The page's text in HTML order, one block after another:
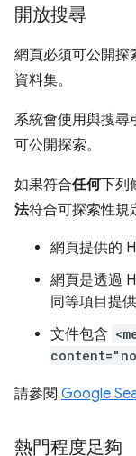
開放搜尋
網頁必須可公開探
資料集。
系統會使用與搜尋
可公開探索。
如果符合任何下列
法符合可探索性規
網頁提供的
網頁是透過
同等項目提供
文件包含
請參閱 Google
熱門程度足夠